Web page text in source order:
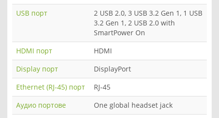
USB порт
2 USB 2.0, 3 USB 3.2 Gen 1, 1 USB
3.2 Gen 1, 2 USB 2.0 with
SmartPower On
HDMI порт
HDMI
Display порт
DisplayPort
Ethernet (RJ-45) порт
RJ-45
Аудио портове
One global headset jack